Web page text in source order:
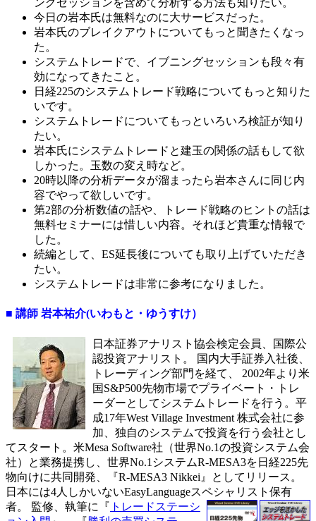
ングセッションを含めて分析する方法も知りたい。
今日の岩本氏は無料なのに大サービスだった。
岩本氏のブレイクアウトについてもっと聞きたくなっ
た。
システムトレードで、イブニングセッションも段々有
効になってきたこと。
日経225のシステムトレード戦略についてもっと知りた
いです。
システムトレードについてもっといろいろ検証が知り
たい。
岩本氏にシステムトレードと建玉の関係の話もして欲
しかった。玉数の変え時など。
20時以降の分析データが溜まったら岩本さんに同じ内
容でやって欲しいです。
第2部の分析数値の話や、トレード戦略のヒントの話は
無料セミナーには惜しい内容。それほど貴重な情報で
した。
続編として、ES延長後についても取り上げていただき
たい。
システムトレードは非常に参考になりました。
■ 講師 岩本祐介(いわもと・ゆうすけ）
日本証券アナリスト協会検定会員、国際公
認投資アナリスト。 国内大手証券入社後、
トレーディング部門を経て、 2002年より米
国S&P500先物市場でプライベート・トレ
ーダーとしてシステムトレードを行う。平
成17年West Village Investment 株式会社に参
加、独自のシステムで投資を行う会社とし
てスタート。米Mesa Software社（世界No.1の投資システム会
社）と業務提携し、世界No.1システムR-MESA3を日経225先
物向けに共同開発、『R-MESA3 Nikkei』としてリリース。
日本には4人しかいないEasyLanguageスペシャリスト保有
者。 監修、執筆に『 トレードステーシ